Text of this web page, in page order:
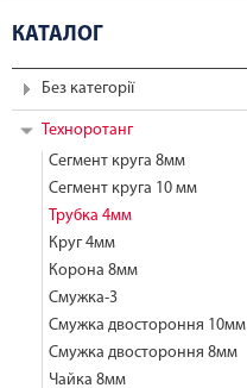
КАТАЛОГ
Без категорії
Техноротанг
Сегмент круга 8мм
Сегмент круга 10 мм
Трубка 4мм
Круг 4мм
Корона 8мм
Смужка-3
Смужка двостороння 10мм
Смужка двостороння 8мм
Чайка 8мм